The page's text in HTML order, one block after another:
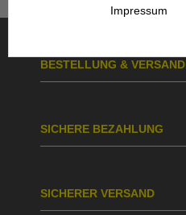
BESTELLUNG & VERSAND
SICHERE BEZAHLUNG
SICHERER VERSAND
Impressum